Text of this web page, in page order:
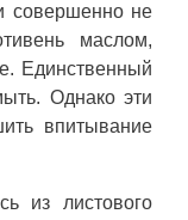
совершенно не
маслом,
Единственный
Однако эти
впитывание
из листового